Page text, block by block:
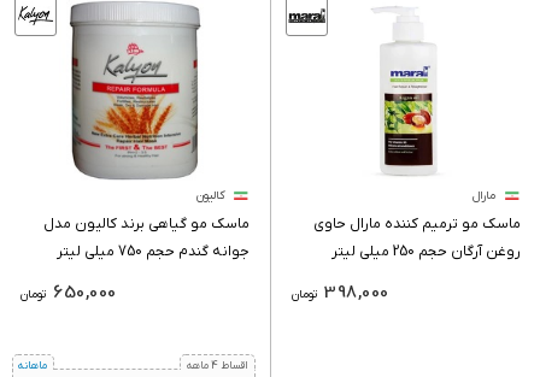
مارال
ماسک مو ترمیم کننده مارال حاوی
روغن آرگان حجم 250 میلی لیتر
تومان 398,000
کالیون
ماسک مو گیاهی برند کالیون مدل
جوانه گندم حجم 750 میلی لیتر
تومان 650,000
اقساط 4 ماهه
ماهانه